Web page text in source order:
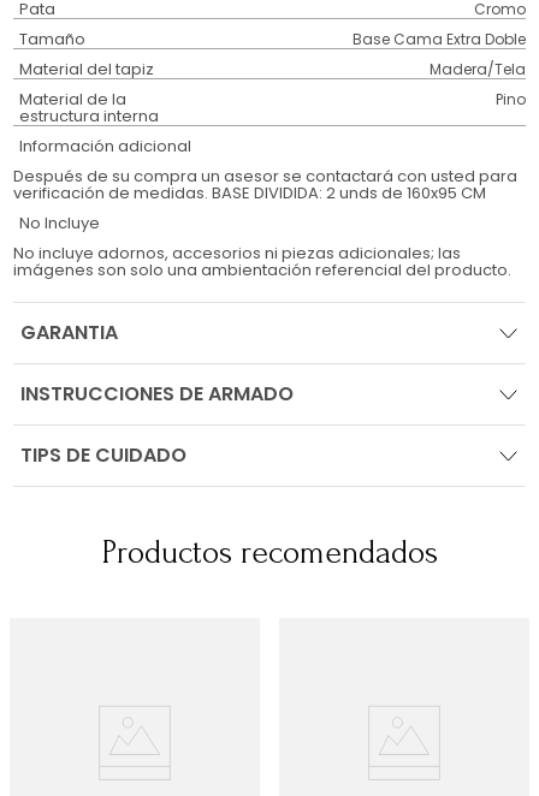
Pata Cromo
Tamaño Base Cama Extra Doble
Material del tapiz Madera/Tela
Material de la
estructura interna
Pino
Información adicional
Después de su compra un asesor se contactará con usted para
verificación de medidas. BASE DIVIDIDA: 2 unds de 160x95 CM
No Incluye
No incluye adornos, accesorios ni piezas adicionales; las
imágenes son solo una ambientación referencial del producto.
GARANTIA
INSTRUCCIONES DE ARMADO
TIPS DE CUIDADO
Productos recomendados